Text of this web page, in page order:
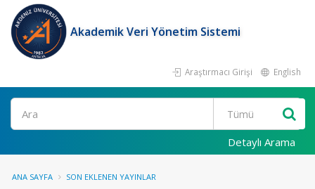
Akademik Veri Yönetim Sistemi
Araştırmacı Girişi English
Ara
Detaylı Arama
ANA SAYFA SON EKLENEN YAYINLAR